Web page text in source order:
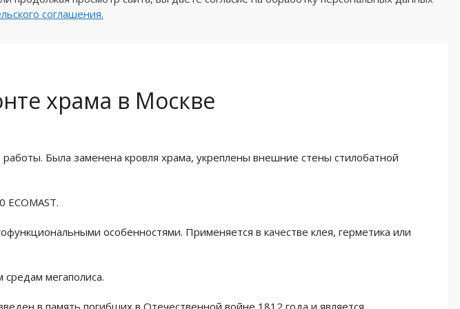
соглашения.
храма в Москве
Была заменена кровля храма, укреплены внешние стены стилобатной
особенностями. Применяется в качестве клея, герметика или
мегаполиса.
в память погибших в Отечественной войне 1812 года и является